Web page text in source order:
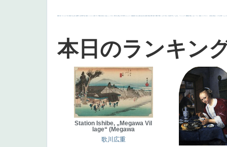
画質 last ヴィーナス 剣 白人少女 食事中 山本芳翠 麦 alciato ハーレム 女神 ローマ教皇 奥行き 火起こし シスター 東方の三博士 114514 かっこいい 受胎告知 天から覗き込む顔 設計図 挿絵 群衆 親子 裸婦 可愛い ピサロ ＃名画で学ぶ「たるみ」 ニーソックス 躍動感 黄色 こわい コート 畦道 レンブラント・ sekkusu 暖かい バブみ 靴下 ショッ
本日のランキン
Station Ishibe, „Megawa Vil
lage“ (Megawa
歌川広重